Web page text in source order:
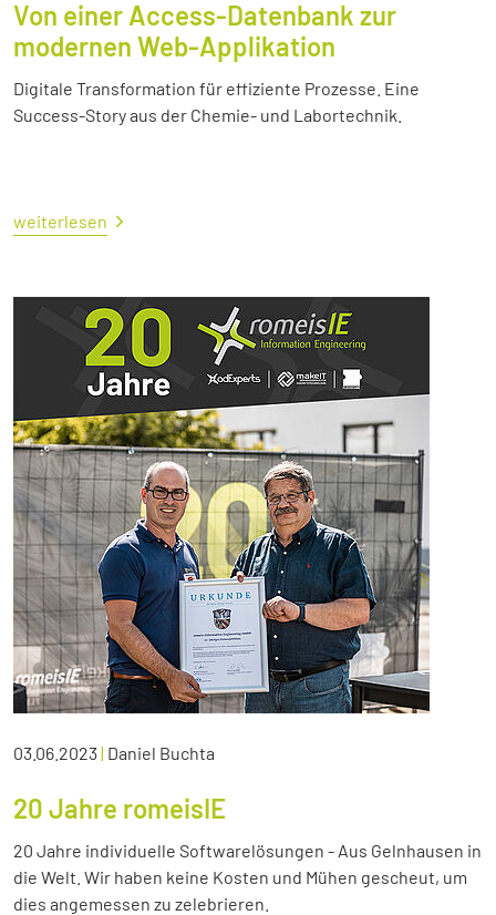
Von einer Access-Datenbank zur
modernen Web-Applikation
Digitale Transformation für effiziente Prozesse. Eine
Success-Story aus der Chemie- und Labortechnik.
weiterlesen
03.06.2023| Daniel Buchta
20 Jahre romeisIE
20 Jahre individuelle Softwarelösungen - Aus Gelnhausen in
die Welt. Wir haben keine Kosten und Mühen gescheut, um
dies angemessen zu zelebrieren.